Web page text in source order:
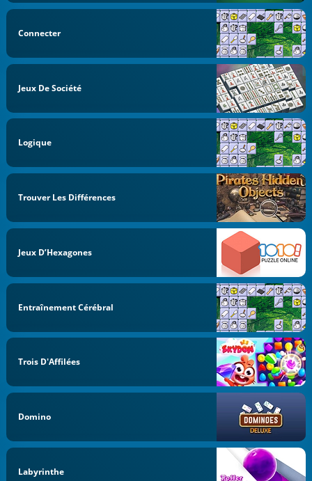
Connecter
Jeux De Société
Logique
Trouver Les Différences
Jeux D’Hexagones
Entraînement Cérébral
Trois D'Affilées
Domino
Labyrinthe